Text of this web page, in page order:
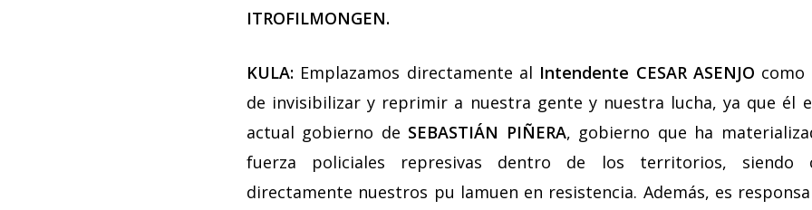
ITROFILMONGEN.
KULA: Emplazamos directamente al Intendente CESAR ASENJO como
de invisibilizar y reprimir a nuestra gente y nuestra lucha, ya que él
actual gobierno de SEBASTIÁN PIÑERA, gobierno que ha
fuerza policiales represivas dentro de los territorios, siendo
directamente nuestros pu lamuen en resistencia. Además, es